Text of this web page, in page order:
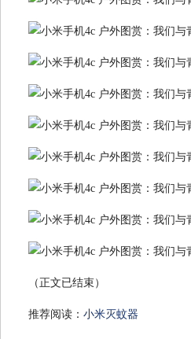
（正文已结束）
推荐阅读： 小米灭蚊器